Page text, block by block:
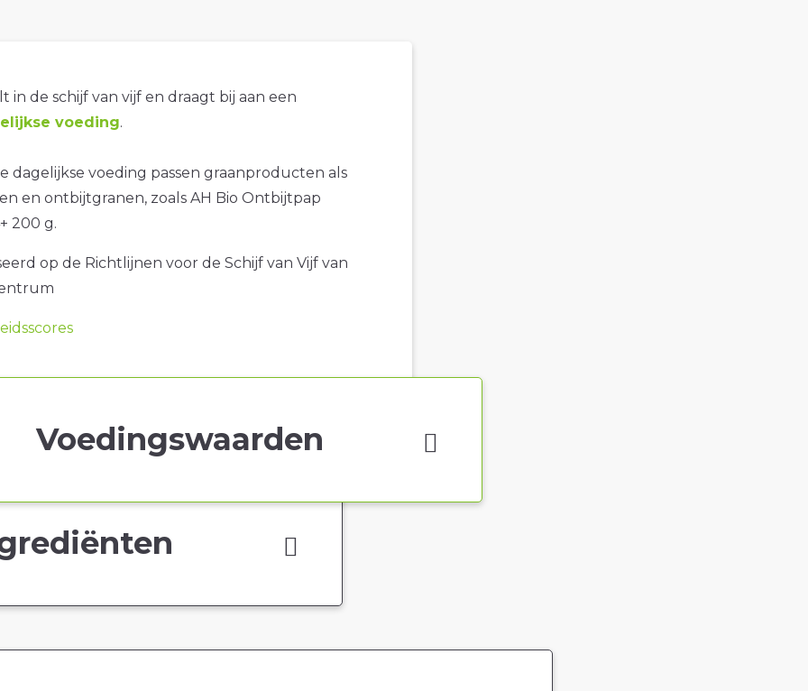
in de schijf van vijf en draagt bij aan een
voeding.
dagelijkse voeding passen graanproducten als
en ontbijtgranen, zoals AH Bio Ontbijtpap
200 g.
op de Richtlijnen voor de Schijf van Vijf van
Voedingswaarden